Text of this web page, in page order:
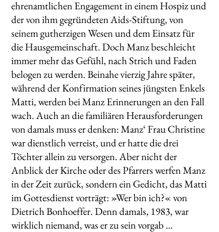
ehrenamtlichen Engagement in einem Hospiz und
der von ihm gegründeten Aids-Stiftung, von
seinem gutherzigen Wesen und dem Einsatz für
die Hausgemeinschaft. Doch Manz beschleicht
immer mehr das Gefühl, nach Strich und Faden
belogen zu werden. Beinahe vierzig Jahre später,
während der Konfirmation seines jüngsten Enkels
Matti, werden bei Manz Erinnerungen an den Fall
wach. Auch an die familiären Herausforderungen
von damals muss er denken: Manz‘ Frau Christine
war dienstlich verreist, und er hatte die drei
Töchter allein zu versorgen. Aber nicht der
Anblick der Kirche oder des Pfarrers werfen Manz
in der Zeit zurück, sondern ein Gedicht, das Matti
im Gottesdienst vorträgt: »Wer bin ich?« von
Dietrich Bonhoeffer. Denn damals, 1983, war
wirklich niemand, was er zu sein vorgab …